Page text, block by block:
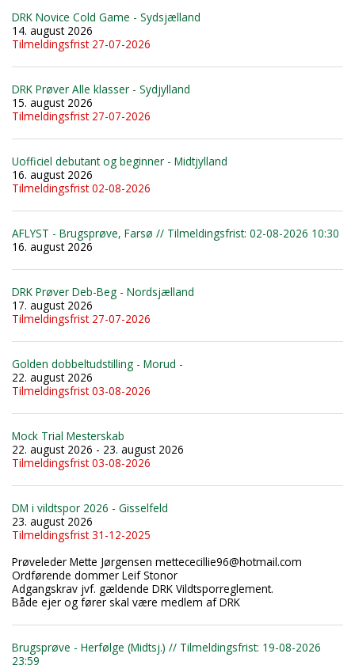
DRK Novice Cold Game - Sydsjælland
14. august 2026
Tilmeldingsfrist 27-07-2026
DRK Prøver Alle klasser - Sydjylland
15. august 2026
Tilmeldingsfrist 27-07-2026
Uofficiel debutant og beginner - Midtjylland
16. august 2026
Tilmeldingsfrist 02-08-2026
AFLYST - Brugsprøve, Farsø // Tilmeldingsfrist: 02-08-2026 10:30
16. august 2026
DRK Prøver Deb-Beg - Nordsjælland
17. august 2026
Tilmeldingsfrist 27-07-2026
Golden dobbeltudstilling - Morud -
22. august 2026
Tilmeldingsfrist 03-08-2026
Mock Trial Mesterskab
22. august 2026 - 23. august 2026
Tilmeldingsfrist 03-08-2026
DM i vildtspor 2026 - Gisselfeld
23. august 2026
Tilmeldingsfrist 31-12-2025
Prøveleder Mette Jørgensen mettececillie96@hotmail.com
Ordførende dommer Leif Stonor
Adgangskrav jvf. gældende DRK Vildtsporreglement.
Både ejer og fører skal være medlem af DRK
Brugsprøve - Herfølge (Midtsj.) // Tilmeldingsfrist: 19-08-2026
23:59